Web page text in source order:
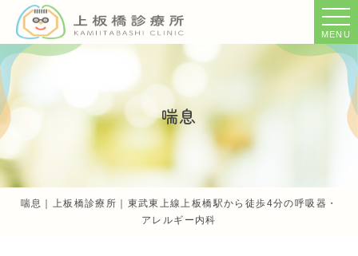
MENU
喘息
喘息｜上板橋診療所｜東武東上線上板橋駅から徒歩4分の呼吸器・
アレルギー内科